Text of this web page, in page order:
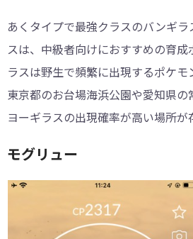
あくタイプで最強クラスのバンギ
スは、中級者向けにおすすめの育成
ラスは野生で頻繁に出現するポケモ
東京都のお台場海浜公園や愛知県
ヨーギラスの出現確率が高い場所が
モグリュー